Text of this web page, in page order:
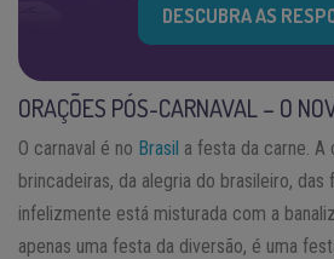
DESCUBRA AS
ORAÇÕES PÓS-CARNAVAL – O
O carnaval é no Brasil a festa da carne. A
brincadeiras, da alegria do brasileiro, das
infelizmente está misturada com a
apenas uma festa da diversão, é uma